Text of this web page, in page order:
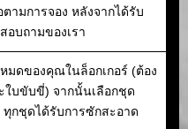
ามการจอง หลังจากได้รับ
บถามของเรา
มดของคุณในล็อกเกอร์ (ต้อง
บขับขี่) จากนั้นเลือกชุด
กชุดได้รับการซักสะอาด